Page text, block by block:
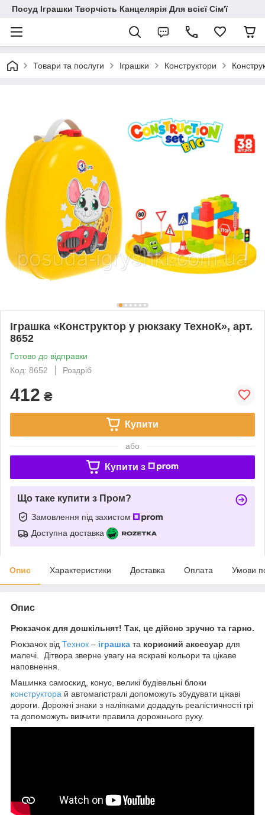
Посуд Іграшки Творчість Канцелярія Для всієї Сім'ї
Товари та послуги Іграшки Конструктори
Іграшка «Конструктор у рюкзаку ТехноК», арт.
8652
Готово до відправки
Код: 8652
Роздріб
412 ₴
Купити
або
Купити з
Що таке купити з Пром?
Замовлення під захистом
Доступна доставка
Опис Характеристики Доставка Оплата Умови
Опис
Рюкзачок для дошкільнят! Так, це дійсно зручно та гарно.
Рюкзачок від Технок – іграшка та корисний аксесуар для
малечі. Дітвора зверне увагу на яскраві кольори та цікаве
наповнення.
Машинка самоскид, конус, великі будівельні блоки
конструктора й автомагістралі допоможуть збудувати цікаві
дороги. Дорожні знаки з наліпками додадуть реалістичності грі
та допоможуть вивчити правила дорожнього руху.